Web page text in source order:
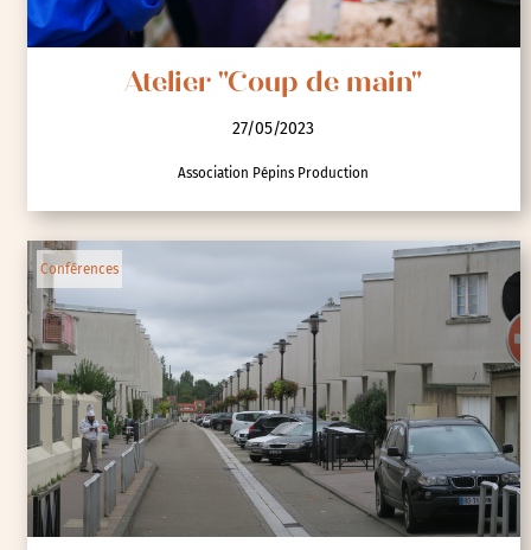
Atelier "Coup de main"
27/05/2023
Association Pépins Production
Conférences